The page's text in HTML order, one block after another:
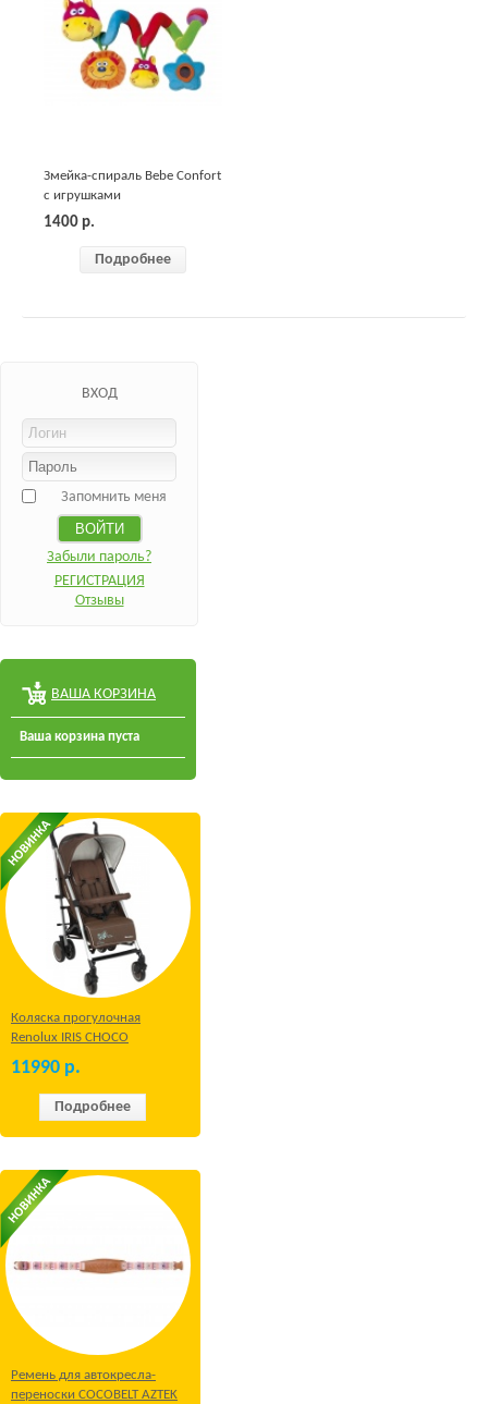
Змейка-спираль Bebe Confort
с игрушками
1400 р.
Подробнее
ВХОД
Запомнить меня
Забыли пароль?
РЕГИСТРАЦИЯ
Отзывы
ВАША КОРЗИНА
Ваша корзина пуста
Коляска прогулочная
Renolux IRIS CHOCO
11990 р.
Подробнее
Ремень для автокресла-
переноски COCOBELT AZTEK